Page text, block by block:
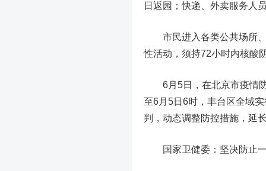
日返园；快递、外卖服务人
市民进入各类公共场所
性活动，须持72小时内核酸
6月5日，在北京市疫情防
至6月5日6时，丰台区全域
判，动态调整防控措施，延
国家卫健委：坚决防止